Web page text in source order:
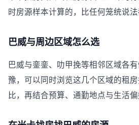
时房源样本计算的，比任何笼统说法
巴威与周边区域怎么选
巴威与銮銮、叻甲挽等相邻区域各
豫，可以同时浏览这几个区域的租
比，再结合预算、通勤地点与生活偏